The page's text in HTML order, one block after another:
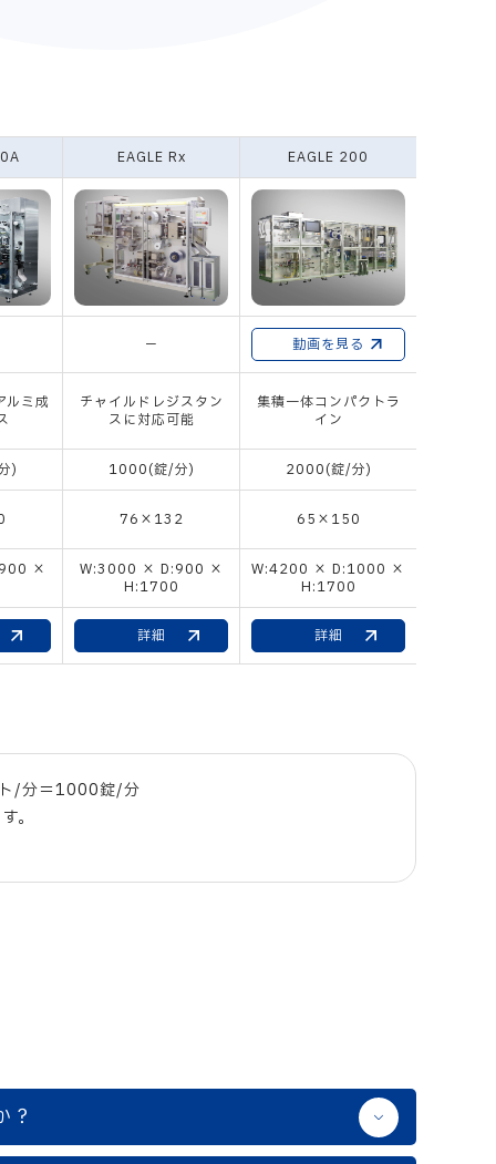
EAGLE Rx EAGLE 200
－ 動画を見る
ルミ成
チャイルドレジスタン
スに対応可能
集積一体コンパクトラ
イン
) 1000(錠/分) 2000(錠/分)
76×132 65×150
×
W:3000 × D:900 ×
H:1700
W:4200 × D:1000 ×
H:1700
詳細 詳細
/分＝1000錠/分
。
？